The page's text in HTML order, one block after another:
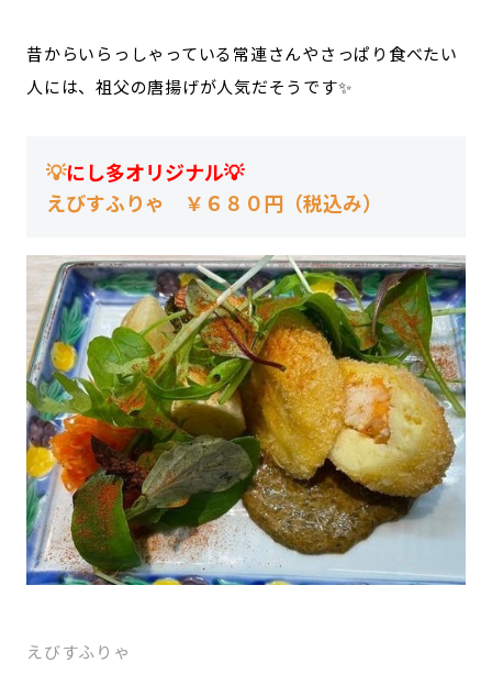
昔からいらっしゃっている常連さんやさっぱり食べたい
人には、祖父の唐揚げが人気だそうです✨
💡にし多オリジナル💡
えびすふりゃ ￥６８０円（税込み）
えびすふりゃ